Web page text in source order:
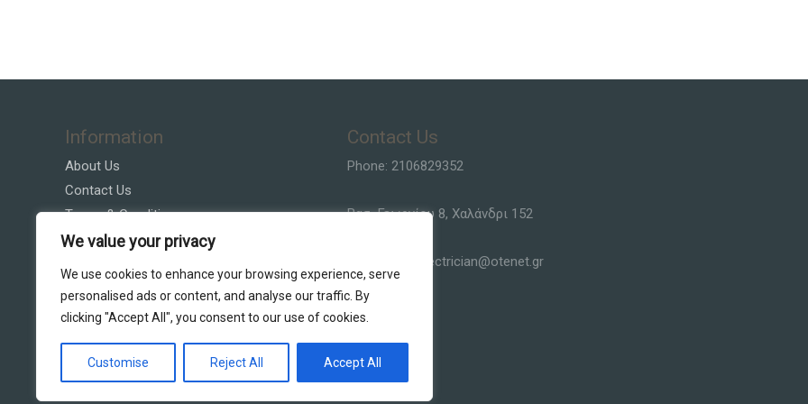
We value your privacy
We use cookies to enhance your browsing experience, serve
personalised ads or content, and analyse our traffic. By
clicking "Accept All", you consent to our use of cookies.
Customise Reject All Accept All
Information
About Us
Contact Us
Terms & Conditions
Privacy Policy
Contact Us
Phone: 2106829352
Βασ. Γεωργίου 8, Χαλάνδρι 152
Email:Vlasiselectrician@otenet.gr
Copyright © 2026 DS Lighting